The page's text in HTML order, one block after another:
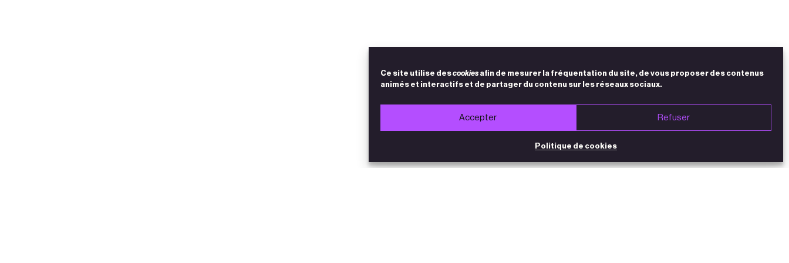
Ce site utilise descookies afin de mesurer la fréquentation du site, de vous proposer des contenus
animés et interactifs et de partager du contenu sur les réseaux sociaux.
Accepter Refuser
Politique de cookies